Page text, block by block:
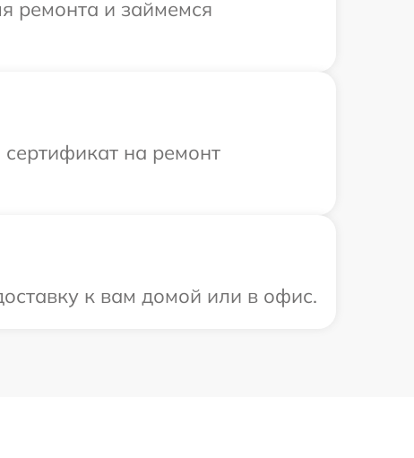
ремонта и займемся
на ремонт
к вам домой или в офис.